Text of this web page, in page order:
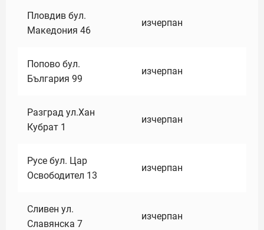
Пловдив бул.
Македония 46
изчерпан
Попово бул.
България 99
изчерпан
Разград ул.Хан
Кубрат 1
изчерпан
Русе бул. Цар
Освободител 13
изчерпан
Сливен ул.
Славянска 7
изчерпан